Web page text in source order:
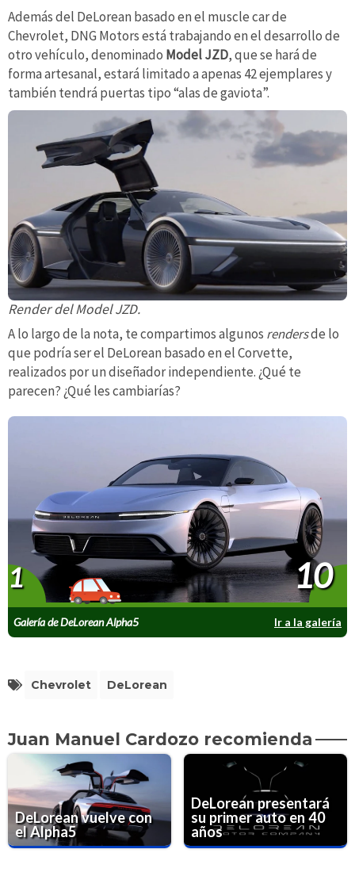
Además del DeLorean basado en el muscle car de
Chevrolet, DNG Motors está trabajando en el desarrollo de
otro vehículo, denominado Model JZD, que se hará de
forma artesanal, estará limitado a apenas 42 ejemplares y
también tendrá puertas tipo “alas de gaviota”.
Render del Model JZD.
A lo largo de la nota, te compartimos algunos rendersde lo
que podría ser el DeLorean basado en el Corvette,
realizados por un diseñador independiente. ¿Qué te
parecen? ¿Qué les cambiarías?
Galería de DeLorean Alpha5 Ir a la galería
1 10
Chevrolet DeLorean
Juan Manuel Cardozo recomienda
DeLorean vuelve con
el Alpha5
DeLorean presentará
su primer auto en 40
años